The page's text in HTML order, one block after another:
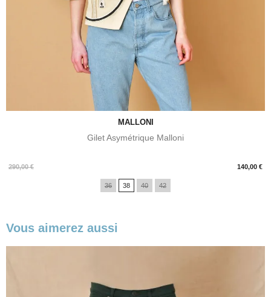
MALLONI
Gilet Asymétrique Malloni
290,00 € 140,00 €
Prix
36 38 40 42
Vous aimerez aussi